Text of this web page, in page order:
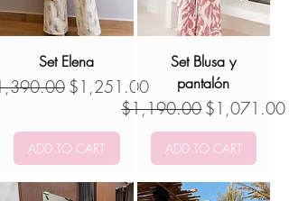
Set Elena
Precio de oferta
$1,251.00
ADD TO CART
Set Blusa y
pantalón
Precio
$1,190.00Precio de
$1,071.00
ADD TO CART